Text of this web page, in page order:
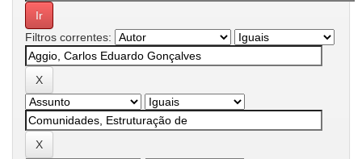
Filtros correntes: